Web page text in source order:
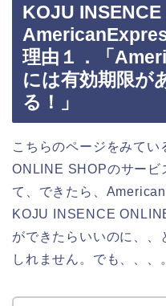
KOJU
理由１．「
には有効期限が
る！」
こちらのページをみて
ONLINE SHOPのサービ
て、できたら、
KOJU INSENCE
ができたらいいのに、、
しれません。でも、、、